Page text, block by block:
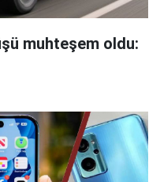
muhteşem oldu: